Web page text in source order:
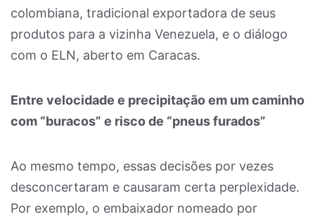
colombiana, tradicional exportadora de seus
produtos para a vizinha Venezuela, e o diálogo
com o ELN, aberto em Caracas.
Entre velocidade e precipitação em um caminho
com “buracos” e risco de “pneus furados”
Ao mesmo tempo, essas decisões por vezes
desconcertaram e causaram certa perplexidade.
Por exemplo, o embaixador nomeado por